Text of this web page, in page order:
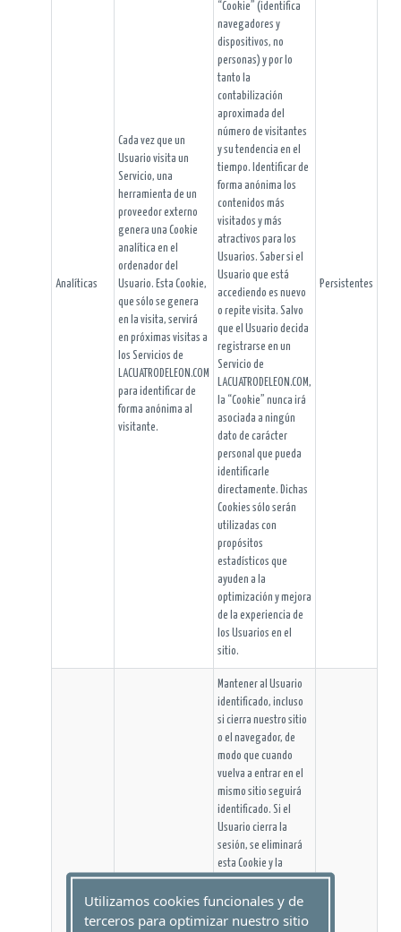
Analíticas
Cada vez que un
Usuario visita un
Servicio, una
herramienta de un
proveedor externo
genera una Cookie
analítica en el
ordenador del
Usuario. Esta Cookie,
que sólo se genera
en la visita, servirá
en próximas visitas a
los Servicios de
LACUATRODELEON.COM
para identificar de
forma anónima al
visitante.
“Cookie” (identifica
navegadores y
dispositivos, no
personas) y por lo
tanto la
contabilización
aproximada del
número de visitantes
y su tendencia en el
tiempo. Identificar de
forma anónima los
contenidos más
visitados y más
atractivos para los
Usuarios. Saber si el
Usuario que está
accediendo es nuevo
o repite visita. Salvo
que el Usuario decida
registrarse en un
Servicio de
LACUATRODELEON.COM,
la “Cookie” nunca irá
asociada a ningún
dato de carácter
personal que pueda
identificarle
directamente. Dichas
Cookies sólo serán
utilizadas con
propósitos
estadísticos que
ayuden a la
optimización y mejora
de la experiencia de
los Usuarios en el
sitio.
Persistentes
Mantener al Usuario
identificado, incluso
si cierra nuestro sitio
o el navegador, de
modo que cuando
vuelva a entrar en el
mismo sitio seguirá
identificado. Si el
Usuario cierra la
sesión, se eliminará
esta Cookie y la
próxima vez que
entre en el Servicio
tendrá que iniciar
Utilizamos cookies funcionales y de
terceros para optimizar nuestro sitio